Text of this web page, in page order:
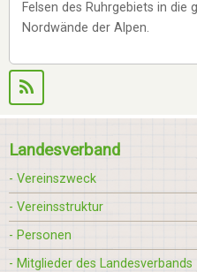
Felsen des Ruhrgebiets in die
Nordwände der Alpen.
Landesverband
- Vereinszweck
- Vereinsstruktur
- Personen
- Mitglieder des Landesverbands